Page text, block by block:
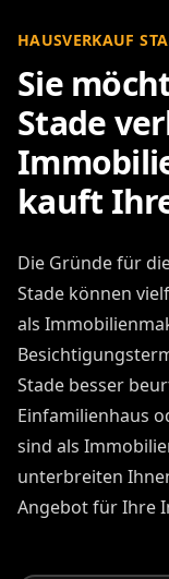
HAUSVERKAUF
Sie
Stade
kauft
Die Gründe für
Stade können
als
Stade besser
Einfamilienhaus
sind als
unterbreiten
Angebot für Ihre